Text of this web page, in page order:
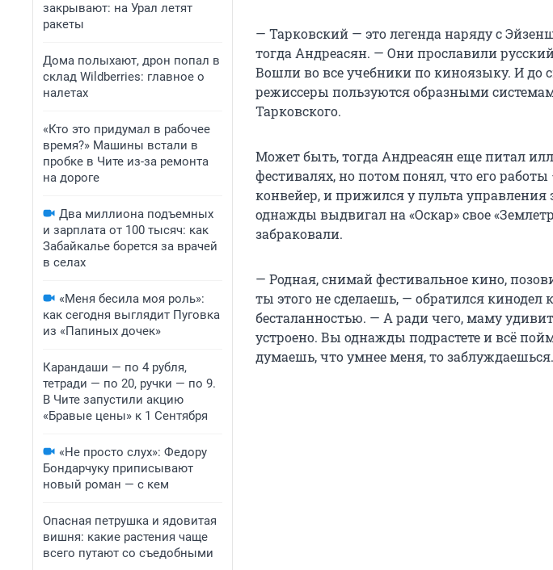
закрывают: на Урал летят
ракеты
Дома полыхают, дрон попал в
склад Wildberries: главное о
налетах
«Кто это придумал в рабочее
время?» Машины встали в
пробке в Чите из-за ремонта
на дороге
Два миллиона подъемных
и зарплата от 100 тысяч: как
Забайкалье борется за врачей
в селах
«Меня бесила моя роль»:
как сегодня выглядит Пуговка
из «Папиных дочек»
Карандаши — по 4 рубля,
тетради — по 20, ручки — по 9.
В Чите запустили акцию
«Бравые цены» к 1 Сентября
«Не просто слух»: Федору
Бондарчуку приписывают
новый роман — с кем
Опасная петрушка и ядовитая
вишня: какие растения чаще
всего путают со съедобными
— Тарковский — это легенда наряду с
тогда Андреасян. — Они прославили
Вошли во все учебники по киноязыку. И до
режиссеры пользуются образными
Тарковского.
Может быть, тогда Андреасян еще питал
фестивалях, но потом понял, что его работы
конвейер, и прижился у пульта
однажды выдвигал на «Оскар» свое
забраковали.
— Родная, снимай фестивальное кино,
ты этого не сделаешь, — обратился кинодел
бесталанностью. — А ради чего, маму
устроено. Вы однажды подрастете и всё
думаешь, что умнее меня, то заблуждаешься.